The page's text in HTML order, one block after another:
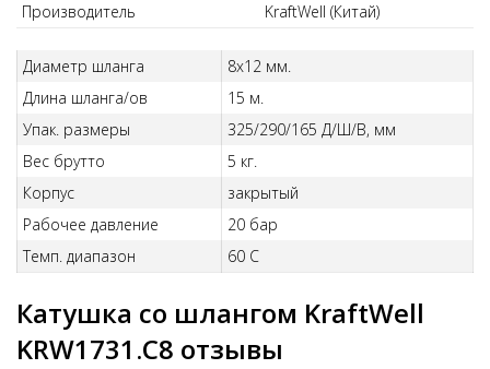
Производитель
KraftWell (Китай)
Диаметр шланга
8х12 мм.
Длина шланга/ов
15 м.
Упак. размеры
325/290/165 Д/Ш/В, мм
Вес брутто
5 кг.
Корпус
закрытый
Рабочее давление
20 бар
Темп. диапазон
60 С
Катушка со шлангом KraftWell
KRW1731.C8 отзывы